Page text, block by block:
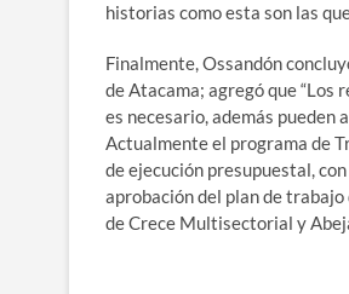
historias como esta son las
Finalmente, Ossandón
de Atacama; agregó que
es necesario, además pueden
Actualmente el programa de
de ejecución presupuestal,
aprobación del plan de
de Crece Multisectorial y